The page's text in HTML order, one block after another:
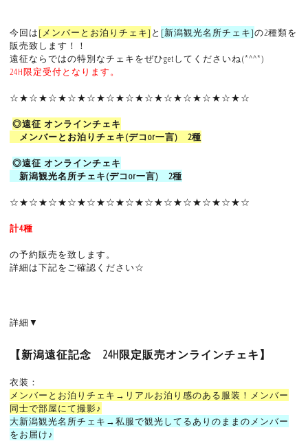
今回は[メンバーとお泊りチェキ] と [新潟観光名所チェキ]の2種類を
販売致します！！
遠征ならではの特別なチェキをぜひgetしてくださいね(*^^*)
24H限定受付となります。
☆★☆★☆★☆★☆★☆★☆★☆★☆★☆★☆★☆★☆
◎遠征 オンラインチェキ
メンバーとお泊りチェキ(デコor一言) 2種
◎遠征 オンラインチェキ
新潟観光名所チェキ(デコor一言) 2種
☆★☆★☆★☆★☆★☆★☆★☆★☆★☆★☆★☆★☆
計4種
の予約販売を致します。
詳細は下記をご確認ください☆
詳細▼
【新潟遠征記念 24H限定販売オンラインチェキ】
衣装：
メンバーとお泊りチェキ→リアルお泊り感のある服装！メンバー
同士で部屋にて撮影♪
大新潟観光名所チェキ→私服で観光してるありのままのメンバー
をお届け♪